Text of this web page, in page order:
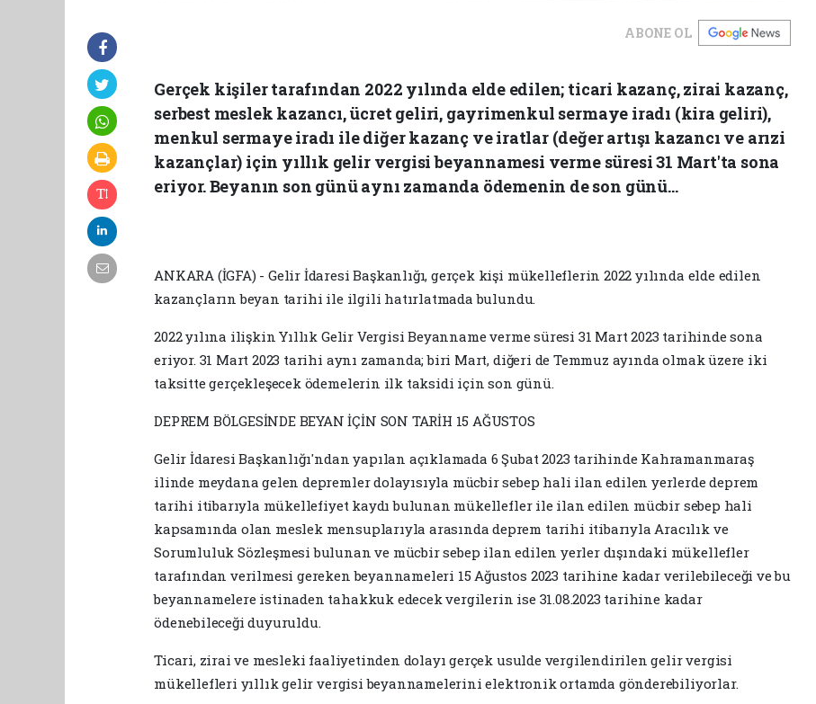
ABONE OL
Gerçek kişiler tarafından 2022 yılında elde edilen; ticari kazanç, zirai kazanç,
serbest meslek kazancı, ücret geliri, gayrimenkul sermaye iradı (kira geliri),
menkul sermaye iradı ile diğer kazanç ve iratlar (değer artışı kazancı ve arızi
kazançlar) için yıllık gelir vergisi beyannamesi verme süresi 31 Mart'ta sona
eriyor. Beyanın son günü aynı zamanda ödemenin de son günü...
ANKARA (İGFA) - Gelir İdaresi Başkanlığı, gerçek kişi mükelleflerin 2022 yılında elde edilen
kazançların beyan tarihi ile ilgili hatırlatmada bulundu.
2022 yılına ilişkin Yıllık Gelir Vergisi Beyanname verme süresi 31 Mart 2023 tarihinde sona
eriyor. 31 Mart 2023 tarihi aynı zamanda; biri Mart, diğeri de Temmuz ayında olmak üzere iki
taksitte gerçekleşecek ödemelerin ilk taksidi için son günü.
DEPREM BÖLGESİNDE BEYAN İÇİN SON TARİH 15 AĞUSTOS
Gelir İdaresi Başkanlığı'ndan yapılan açıklamada 6 Şubat 2023 tarihinde Kahramanmaraş
ilinde meydana gelen depremler dolayısıyla mücbir sebep hali ilan edilen yerlerde deprem
tarihi itibarıyla mükellefiyet kaydı bulunan mükellefler ile ilan edilen mücbir sebep hali
kapsamında olan meslek mensuplarıyla arasında deprem tarihi itibarıyla Aracılık ve
Sorumluluk Sözleşmesi bulunan ve mücbir sebep ilan edilen yerler dışındaki mükellefler
tarafından verilmesi gereken beyannameleri 15 Ağustos 2023 tarihine kadar verilebileceği ve bu
beyannamelere istinaden tahakkuk edecek vergilerin ise 31.08.2023 tarihine kadar
ödenebileceği duyuruldu.
Ticari, zirai ve mesleki faaliyetinden dolayı gerçek usulde vergilendirilen gelir vergisi
mükellefleri yıllık gelir vergisi beyannamelerini elektronik ortamda gönderebiliyorlar.